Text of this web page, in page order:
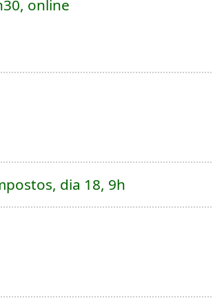
online
dia 18, 9h